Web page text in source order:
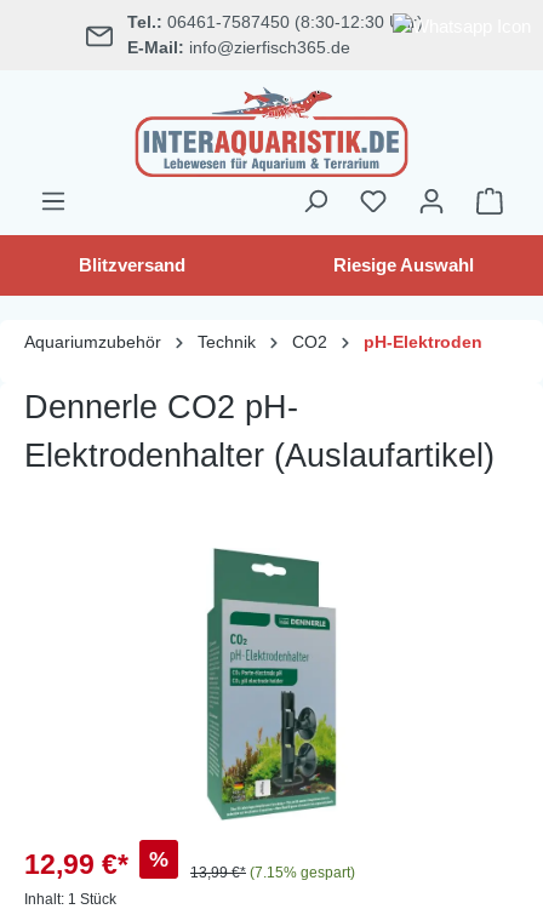
springen Tel.: 06461-7587450 (8:30-12:30 Uhr)
E-Mail: info@zierfisch365.de
Blitzversand Riesige Auswahl
Aquariumzubehör Technik CO2 pH-Elektroden
Dennerle CO2 pH-
Elektrodenhalter (Auslaufartikel)
Bildergalerie überspringen
12,99 €* %
13,99 €* (7.15% gespart)
Inhalt: 1 Stück